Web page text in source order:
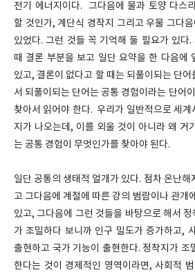
전기 에너지이다. 그다음에 물과 토양 다스
할 것인가, 계단식 경작지 그리고 우물 그다
있었다. 그런 것들 꼭 기억해 둘 필요가 있다
때 결론 부분을 보고 일단 요약을 한 다음에
있고, 결론이 없다고 할 때는 되풀이되는 단어
서 되풀이되는 단어는 공통 경험이라는 단어
찾아서 읽어야 한다. 우리가 일반적으로 세계
지가 나오는데, 이를 외울 것이 아니라 왜 거
는 공통 경험이 무엇인가를 찾아야 된다.
일단 공통의 생태적 얼개가 있다. 점차 온난해
고 그다음에 계절에 따른 강의 범람이나 관개
있고, 그다음에 그런 것들을 바탕으로 해서
가 조밀하다 보니까 인구 밀도가 증가하고,
출현하고 국가 기능이 출현한다. 정착지가 조
한다는 것이 경제적인 영역이라면, 사회적